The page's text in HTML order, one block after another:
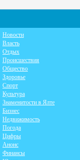
Новости
Власть
Отдых
Происшествия
Общество
Здоровье
Спорт
Культура
Знаменитости в Ялте
Бизнес
Недвижимость
Погода
Цифры
Анонс
Финансы